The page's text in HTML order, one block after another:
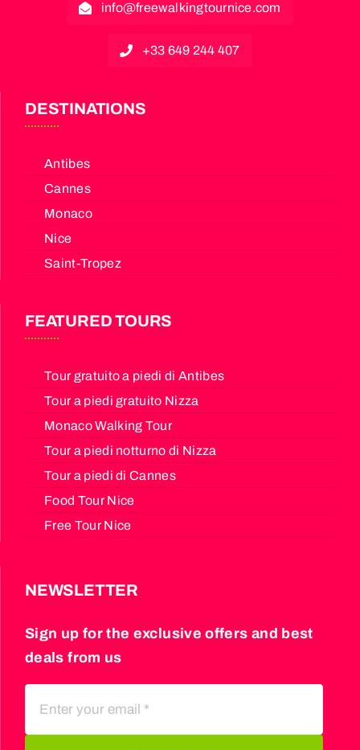
info@freewalkingtournice.com
+33 649 244 407
DESTINATIONS
Antibes
Cannes
Monaco
Nice
Saint-Tropez
FEATURED TOURS
Tour gratuito a piedi di Antibes
Tour a piedi gratuito Nizza
Monaco Walking Tour
Tour a piedi notturno di Nizza
Tour a piedi di Cannes
Food Tour Nice
Free Tour Nice
NEWSLETTER
Sign up for the exclusive offers and best
deals from us